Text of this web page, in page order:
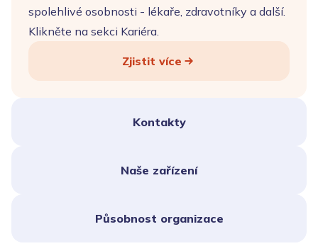
spolehlivé osobnosti - lékaře, zdravotníky a další.
Klikněte na sekci Kariéra.
Zjistit více
Kontakty
Naše zařízení
Působnost organizace